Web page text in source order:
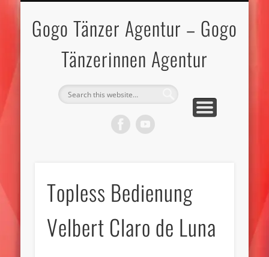
Gogo Tänzer Agentur – Gogo
Tänzerinnen Agentur
Topless Bedienung
Velbert Claro de Luna